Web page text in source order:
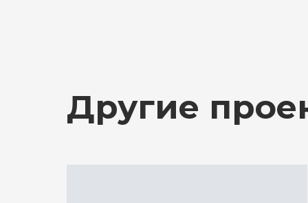
Другие